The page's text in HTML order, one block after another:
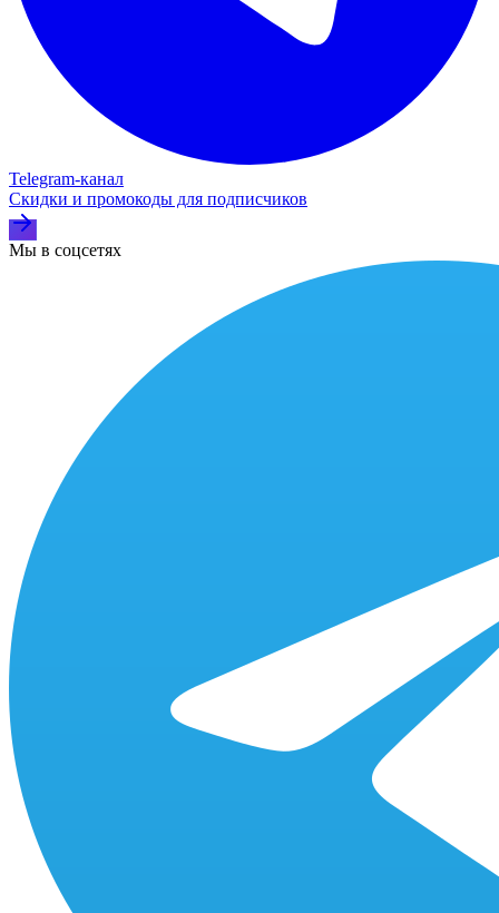
Telegram‑канал
Скидки и промокоды для подписчиков
Мы в соцсетях